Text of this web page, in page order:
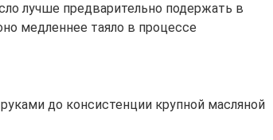
лучше предварительно подержать в
медленнее таяло в процессе
до консистенции крупной масляной